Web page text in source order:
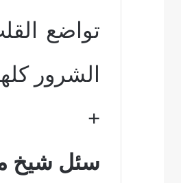
تواضع
الشرور
+
سئل شيخ